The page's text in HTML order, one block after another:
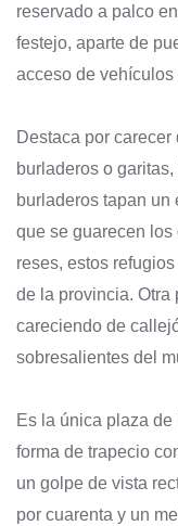
reservado a palco
festejo, aparte de
acceso de vehículos
Destaca por
burladeros o
burladeros tapan un
que se guarecen
reses, estos
de la provincia. Otra
careciendo de
sobresalientes del
Es la única plaza
forma de trapecio
un golpe de vista
por cuarenta y un